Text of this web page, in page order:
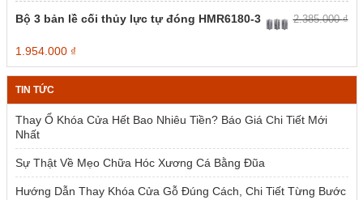
là:
2.139.000 ₫.là:
Bộ 3 bản lề cối thủy lực tự đóng HMR6180-3 2.385.000₫
Giá
gốc
là:
2.385.000 ₫.
1.954.000 ₫Giá
hiện
tại
1.954.000 ₫.
TIN TỨC
Thay Ổ Khóa Cửa Hết Bao Nhiêu Tiền? Báo Giá Chi Tiết Mới
Nhất
Sự Thật Về Mẹo Chữa Hóc Xương Cá Bằng Đũa
Hướng Dẫn Thay Khóa Cửa Gỗ Đúng Cách, Chi Tiết Từng Bước